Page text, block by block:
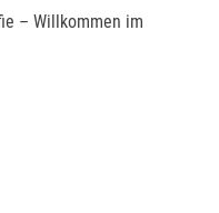
– Willkommen im